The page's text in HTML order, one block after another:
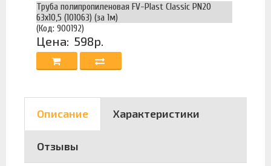
Труба полипропиленовая FV-Plast Classic PN20
63х10,5 (101063) (за 1м)
(Код: 900192)
Цена: 598р.
Описание Характеристики
Отзывы